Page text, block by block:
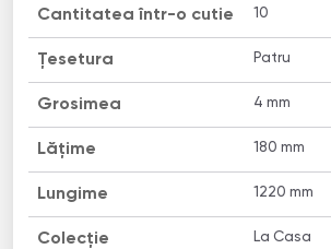
Cantitatea într-o cutie 10
Țesetura Patru
Grosimea 4 mm
Lățime 180 mm
Lungime 1220 mm
Colecție La Casa